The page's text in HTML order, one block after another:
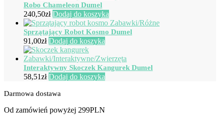
Robo Chameleon Dumel
240,50zł Dodaj do koszyka
Sprzątający Robot Kosmo Dumel
91,00zł Dodaj do koszyka
Interaktywny Skoczek Kangurek Dumel
58,51zł Dodaj do koszyka
Darmowa dostawa
Od zamówień powyżej 299PLN